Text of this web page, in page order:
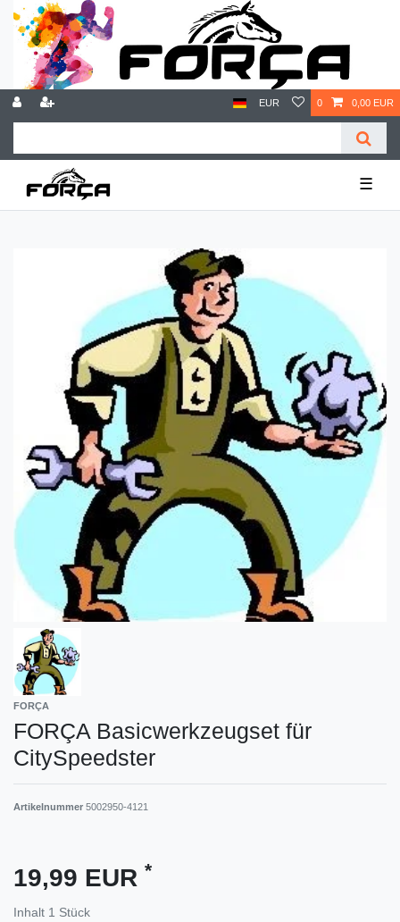
EUR 0 0,00 EUR
☰
FORÇA
FORÇA Basicwerkzeugset für
CitySpeedster
Artikelnummer 5002950-4121
19,99 EUR *
Inhalt 1 Stück